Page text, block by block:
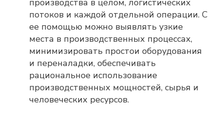
потоков и каждой отдельной операции. С
ее помощью можно выявлять узкие
места в производственных процессах,
минимизировать простои оборудования
и переналадки, обеспечивать
рациональное использование
производственных мощностей, сырья и
человеческих ресурсов.
Мы готовы оперативно ответить на
материалы, организовать онлайн-встречу
с нашими экспертами и сделать
предварительный расчёт стоимости
проекта для вашего предприятия.